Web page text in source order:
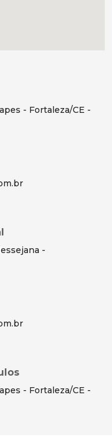
- Fortaleza/CE -
-
- Fortaleza/CE -